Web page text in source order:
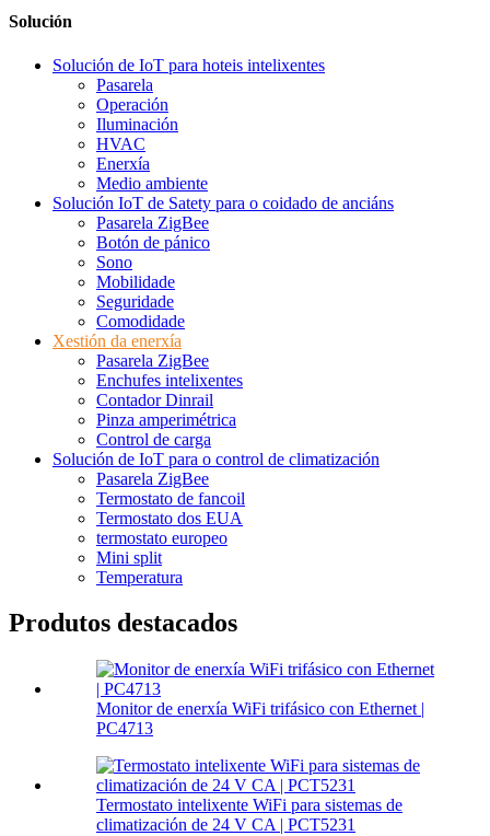
Solución
Solución de IoT para hoteis intelixentes
Pasarela
Operación
Iluminación
HVAC
Enerxía
Medio ambiente
Solución IoT de Satety para o coidado de anciáns
Pasarela ZigBee
Botón de pánico
Sono
Mobilidade
Seguridade
Comodidade
Xestión da enerxía
Pasarela ZigBee
Enchufes intelixentes
Contador Dinrail
Pinza amperimétrica
Control de carga
Solución de IoT para o control de climatización
Pasarela ZigBee
Termostato de fancoil
Termostato dos EUA
termostato europeo
Mini split
Temperatura
Produtos destacados
Monitor de enerxía WiFi trifásico con Ethernet |
PC4713
Termostato intelixente WiFi para sistemas de
climatización de 24 V CA | PCT5231